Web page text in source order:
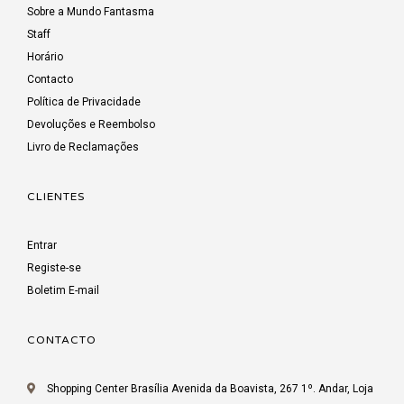
Sobre a Mundo Fantasma
Staff
Horário
Contacto
Política de Privacidade
Devoluções e Reembolso
Livro de Reclamações
CLIENTES
Entrar
Registe-se
Boletim E-mail
CONTACTO
Shopping Center Brasília Avenida da Boavista, 267 1º. Andar, Loja